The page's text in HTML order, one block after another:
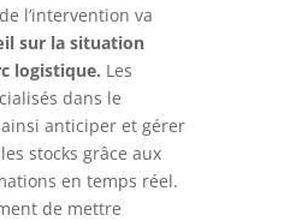
l’intervention va
sur la situation
logistique. Les
dans le
anticiper et gérer
stocks grâce aux
en temps réel.
de mettre